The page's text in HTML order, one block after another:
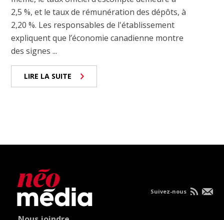
2,5 %, et le taux de rémunération des dépôts, à
2,20 %. Les responsables de l'établissement
expliquent que l’économie canadienne montre
des signes ...
LIRE LA SUITE
Suivez-nous